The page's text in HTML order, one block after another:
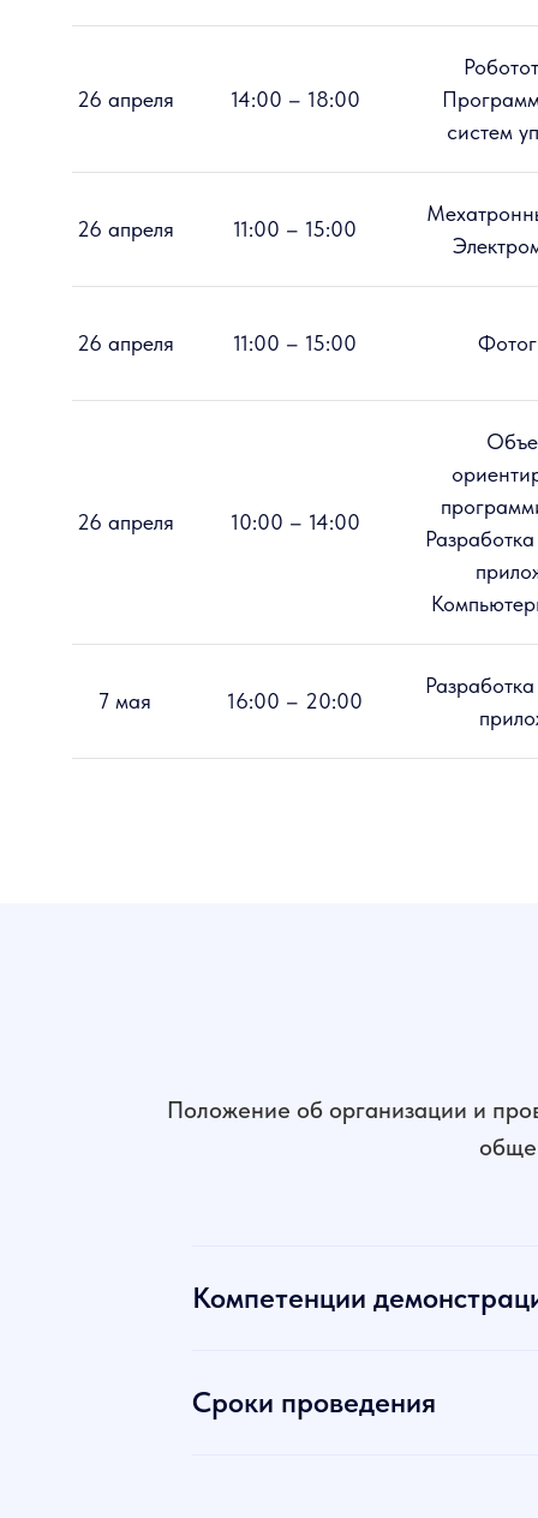
26 апреля 14:00 – 18:00
систем
26 апреля 11:00 – 15:00
26 апреля 11:00 – 15:00
26 апреля 10:00 – 14:00
7 мая 16:00 – 20:00
Положение об организации и
Компетенции
Сроки проведения